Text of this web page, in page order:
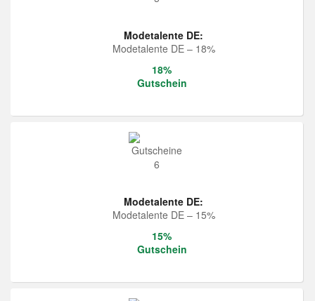
Modetalente DE:
Modetalente DE – 18%
18%
Gutschein
Modetalente DE:
Modetalente DE – 15%
15%
Gutschein